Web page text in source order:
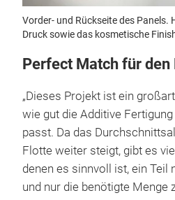
Vorder- und Rückseite des Panels.
Druck sowie das kosmetische
Perfect Match für
„Dieses Projekt ist ein
wie gut die Additive
passt. Da das
Flotte weiter steigt, gibt es
denen es sinnvoll ist, ein Teil
und nur die benötigte Menge